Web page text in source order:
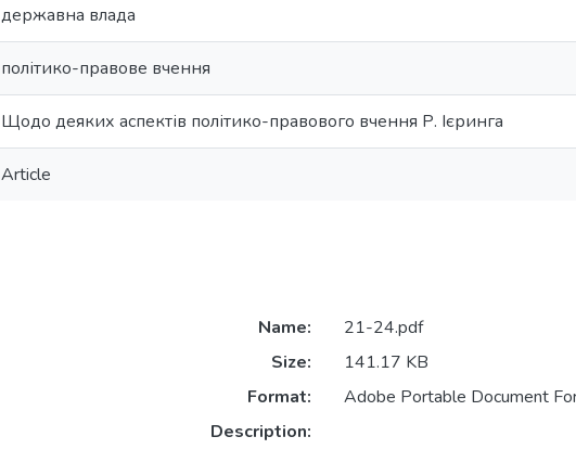
державна влада
політико-правове вчення
Щодо деяких аспектів політико-правового вчення Р. Ієринга
Article
Name:
21-24.pdf
Size:
141.17 KB
Format:
Adobe Portable Document
Description: